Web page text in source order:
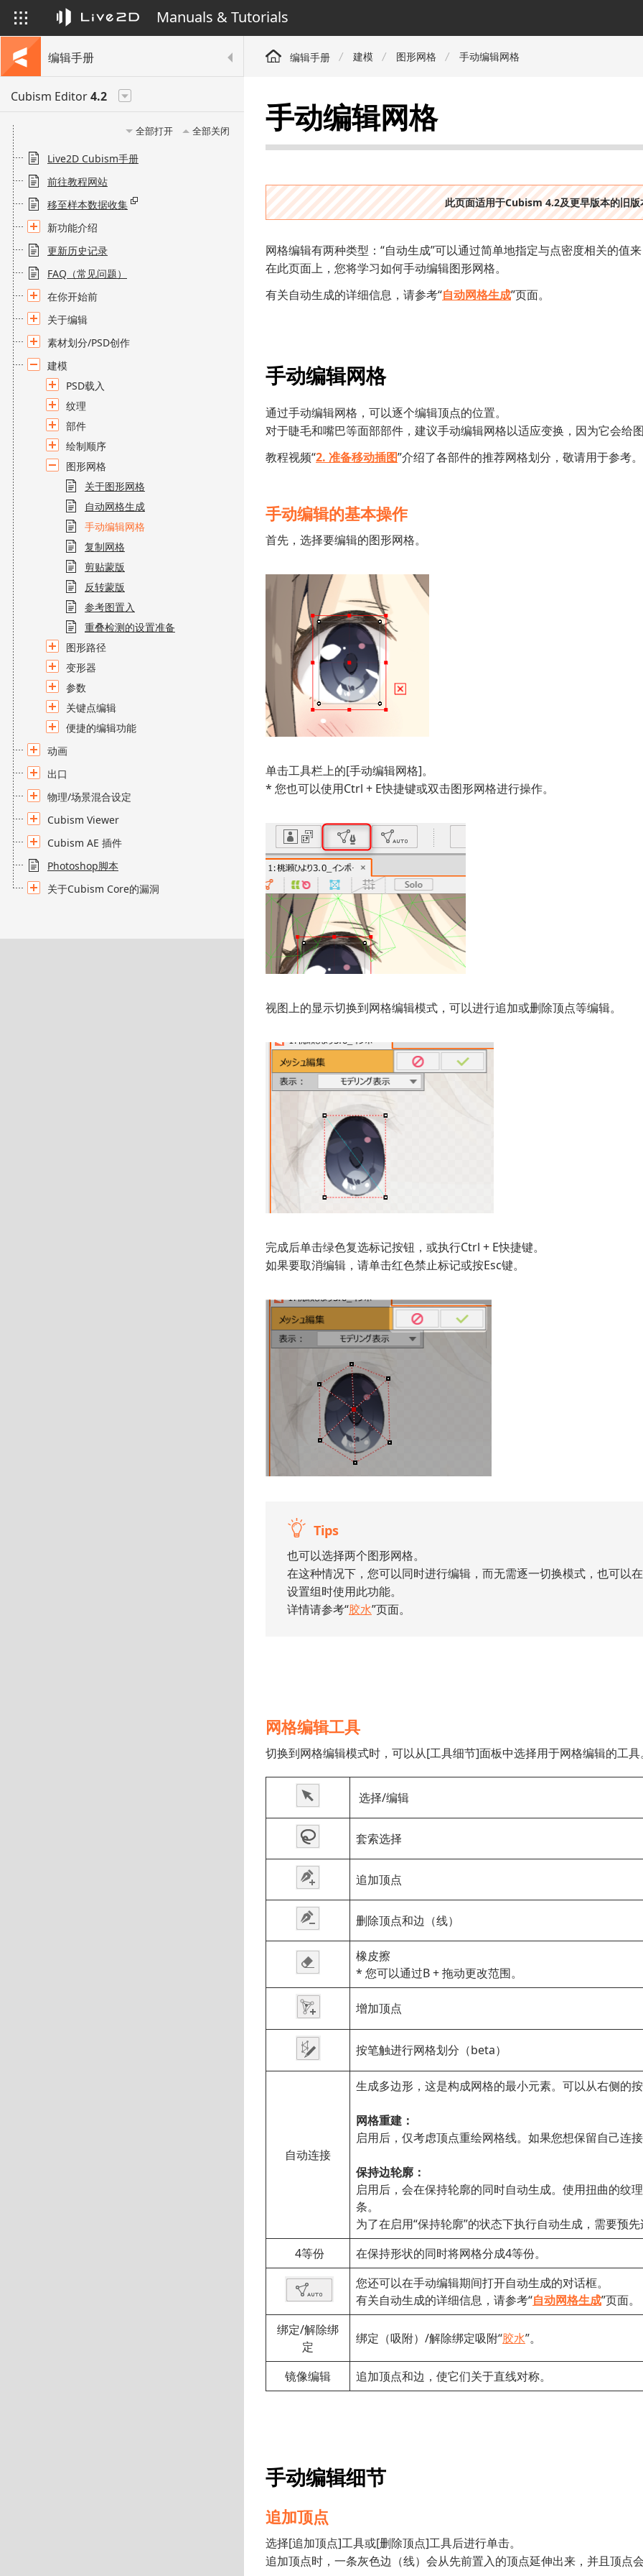
Manuals & Tutorials
编辑手册
Cubism Editor4.2
全部打开 全部关闭
Live2D Cubism手册
前往教程网站
移至样本数据收集
新功能介绍
更新历史记录
FAQ（常见问题）
在你开始前
关于编辑
素材划分/PSD创作
建模
PSD载入
纹理
部件
绘制顺序
图形网格
关于图形网格
自动网格生成
手动编辑网格
复制网格
剪贴蒙版
反转蒙版
参考图置入
重叠检测的设置准备
图形路径
变形器
参数
关键点编辑
便捷的编辑功能
动画
出口
物理/场景混合设定
Cubism Viewer
Cubism AE 插件
Photoshop脚本
关于Cubism Core的漏洞
编辑手册 建模 图形网格 手动编辑网格
手动编辑网格
此页面适用于Cubism 4.2及更早版本的旧
网格编辑有两种类型：“自动生成”可以通过简单地指定与点密度相关的值
在此页面上，您将学习如何手动编辑图形网格。
有关自动生成的详细信息，请参考“自动网格生成”页面。
手动编辑网格
通过手动编辑网格，可以逐个编辑顶点的位置。
对于睫毛和嘴巴等面部部件，建议手动编辑网格以适应变换，因为它会给
教程视频“2. 准备移动插图”介绍了各部件的推荐网格划分，敬请用于参考。
手动编辑的基本操作
首先，选择要编辑的图形网格。
单击工具栏上的[手动编辑网格]。
* 您也可以使用Ctrl + E快捷键或双击图形网格进行操作。
视图上的显示切换到网格编辑模式，可以进行追加或删除顶点等编辑。
完成后单击绿色复选标记按钮，或执行Ctrl + E快捷键。
如果要取消编辑，请单击红色禁止标记或按Esc键。
Tips
也可以选择两个图形网格。
在这种情况下，您可以同时进行编辑，而无需逐一切换模式，也可以
设置组时使用此功能。
详情请参考“胶水”页面。
网格编辑工具
切换到网格编辑模式时，可以从[工具细节]面板中选择用于网格编辑的工具
选择/编辑
套索选择
追加顶点
删除顶点和边（线）
橡皮擦
* 您可以通过B + 拖动更改范围。
增加顶点
按笔触进行网格划分（beta）
自动连接
生成多边形，这是构成网格的最小元素。可以从右侧的
网格重建：
启用后，仅考虑顶点重绘网格线。如果您想保留自己连
保持边轮廓：
启用后，会在保持轮廓的同时自动生成。使用扭曲的纹
条。
为了在启用“保持轮廓”的状态下执行自动生成，需要预
4等份
在保持形状的同时将网格分成4等份。
您还可以在手动编辑期间打开自动生成的对话框。
有关自动生成的详细信息，请参考“自动网格生成”页面。
绑定/解除绑
定
绑定（吸附）/解除绑定吸附“胶水”。
镜像编辑 追加顶点和边，使它们关于直线对称。
手动编辑细节
追加顶点
选择[追加顶点]工具或[删除顶点]工具后进行单击。
追加顶点时，一条灰色边（线）会从先前置入的顶点延伸出来，并且顶点